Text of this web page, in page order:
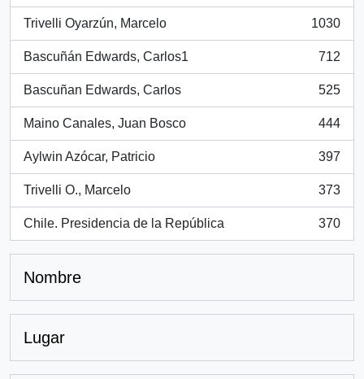
Trivelli Oyarzún, Marcelo
, 1030 resultados
1030
Bascuñán Edwards, Carlos1
, 712 resultados
712
Bascuñan Edwards, Carlos
, 525 resultados
525
Maino Canales, Juan Bosco
, 444 resultados
444
Aylwin Azócar, Patricio
, 397 resultados
397
Trivelli O., Marcelo
, 373 resultados
373
Chile. Presidencia de la República
, 370 resultados
370
Nombre
Lugar